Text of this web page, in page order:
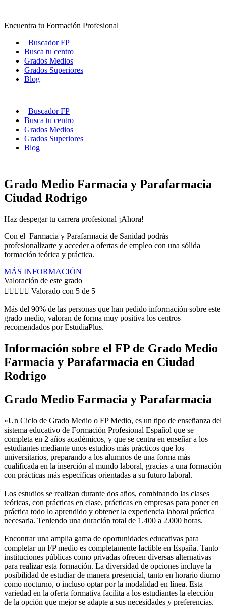
contenido
Encuentra tu Formación Profesional
Buscador FP
Busca tu centro
Grados Medios
Grados Superiores
Blog
Buscador FP
Busca tu centro
Grados Medios
Grados Superiores
Blog
Grado Medio Farmacia y Parafarmacia
Ciudad Rodrigo
Haz despegar tu carrera profesional ¡Ahora!
Con el Farmacia y Parafarmacia de Sanidad podrás
profesionalizarte y acceder a ofertas de empleo con una sólida
formación teórica y práctica.
MÁS INFORMACIÓN
Valoración de este grado
     Valorado con 5 de 5
Más del 90% de las personas que han pedido información sobre este
grado medio, valoran de forma muy positiva los centros
recomendados por EstudiaPlus.
Información sobre el FP de Grado Medio
Farmacia y Parafarmacia en Ciudad
Rodrigo
Grado Medio Farmacia y Parafarmacia
«Un Ciclo de Grado Medio o FP Medio, es un tipo de enseñanza del
sistema educativo de Formación Profesional Español que se
completa en 2 años académicos, y que se centra en enseñar a los
estudiantes mediante unos estudios más prácticos que los
universitarios, preparando a los alumnos de una forma más
cualificada en la inserción al mundo laboral, gracias a una formación
con prácticas más específicas orientadas a su futuro laboral.
Los estudios se realizan durante dos años, combinando las clases
teóricas, con prácticas en clase, prácticas en empresas para poner en
práctica todo lo aprendido y obtener la experiencia laboral práctica
necesaria. Teniendo una duración total de 1.400 a 2.000 horas.
Encontrar una amplia gama de oportunidades educativas para
completar un FP medio es completamente factible en España. Tanto
instituciones públicas como privadas ofrecen diversas alternativas
para realizar esta formación. La diversidad de opciones incluye la
posibilidad de estudiar de manera presencial, tanto en horario diurno
como nocturno, o incluso optar por la modalidad en línea. Esta
variedad en la oferta formativa facilita a los estudiantes la elección
de la opción que mejor se adapte a sus necesidades y preferencias.